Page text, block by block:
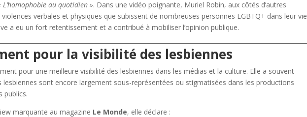
L’homophobie au quotidien ». Dans une vidéo poignante, Muriel Robin, aux côtés d’autres
verbales et physiques que subissent de nombreuses personnes LGBTQ+ dans leur vie
a eu un fort retentissement et a contribué à mobiliser l’opinion publique.
pour la visibilité des lesbiennes
pour une meilleure visibilité des lesbiennes dans les médias et la culture. Elle a souvent
lesbiennes sont encore largement sous-représentées ou stigmatisées dans les productions
publics.
marquante au magazine Le Monde, elle déclare :